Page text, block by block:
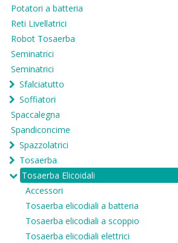
Potatori a batteria
Reti Livellatrici
Robot Tosaerba
Seminatrici
Seminatrici
Sfalciatutto
Soffiatori
Spaccalegna
Spandiconcime
Spazzolatrici
Tosaerba
Tosaerba Elicoidali
Accessori
Tosaerba elicodiali a batteria
Tosaerba elicodiali a scoppio
Tosaerba elicodiali elettrici